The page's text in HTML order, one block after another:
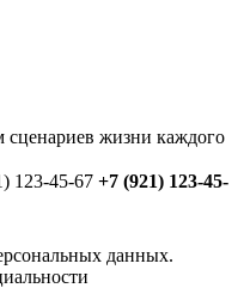
жизни каждого
123-45-67 +7 (921) 123-45-
данных.